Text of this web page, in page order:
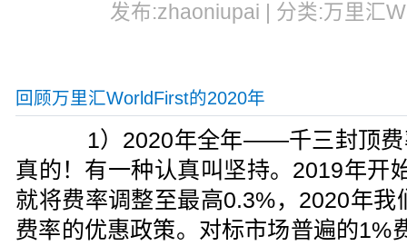
发布:zhaoniupai | 分类:万里汇
回顾万里汇WorldFirst的2020年
1）2020年全年——千三封顶费
真的！有一种认真叫坚持。2019年开
就将费率调整至最高0.3%，2020年
费率的优惠政策。对标市场普遍的1%